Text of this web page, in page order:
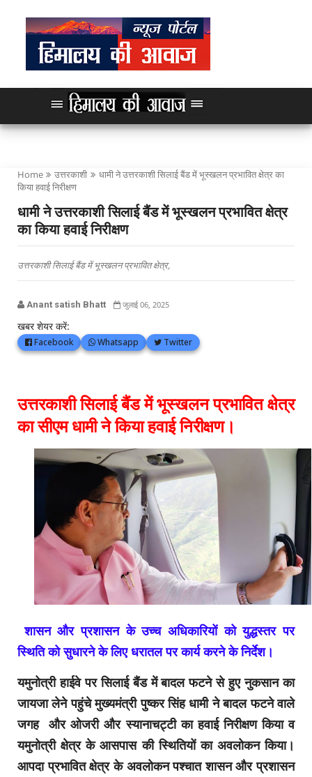
Home उत्तरकाशी
धामी ने उत्तरकाशी सिलाई बैंड में भूस्खलन प्रभावित क्षेत्र का
किया हवाई निरीक्षण
धामी ने उत्तरकाशी सिलाई बैंड में भूस्खलन प्रभावित क्षेत्र
का किया हवाई निरीक्षण
उत्तरकाशी सिलाई बैंड में भूस्खलन प्रभावित क्षेत्र,
Anant satish Bhatt जुलाई 06, 2025
खबर शेयर करें:
Facebook Whatsapp Twitter
उत्तरकाशी सिलाई बैंड में भूस्खलन प्रभावित क्षेत्र
का सीएम धामी ने किया हवाई निरीक्षण।
शासन और प्रशासन के उच्च अधिकारियों को युद्धस्तर पर
स्थिति को सुधारने के लिए धरातल पर कार्य करने के निर्देश।
यमुनोत्री हाईवे पर सिलाई बैंड में बादल फटने से हुए नुकसान का
जायजा लेने पहुंचे मुख्यमंत्री पुष्कर सिंह धामी ने बादल फटने वाले
जगह और ओजरी और स्यानाचट्टी का हवाई निरीक्षण किया व
यमुनोत्री क्षेत्र के आसपास की स्थितियों का अवलोकन किया।
आपदा प्रभावित क्षेत्र के अवलोकन पश्चात शासन और प्रशासन